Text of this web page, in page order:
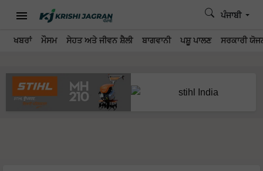
ਖਬਰਾਂ ਮੌਸਮ ਸੇਹਤ ਅਤੇ ਜੀਵਨ ਸ਼ੈਲੀ ਬਾਗਵਾਨੀ ਪਸ਼ੂ ਪਾਲਣ ਸਰਕਾਰੀ
ਪੰਜਾਬੀ